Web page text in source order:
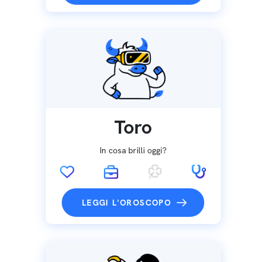
Toro
In cosa brilli oggi?
LEGGI L'OROSCOPO